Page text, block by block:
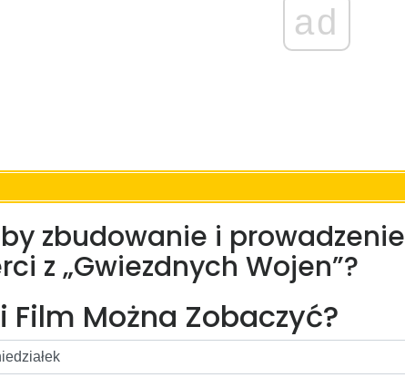
ad
zbudowanie i prowadzenie
z „Gwiezdnych Wojen”?
Film Można Zobaczyć?